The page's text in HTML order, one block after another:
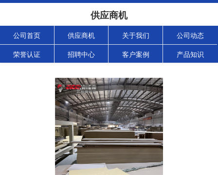
供应商机
公司首页 供应商机 关于我们 公司动态
荣誉认证 招聘中心 客户案例 产品知识